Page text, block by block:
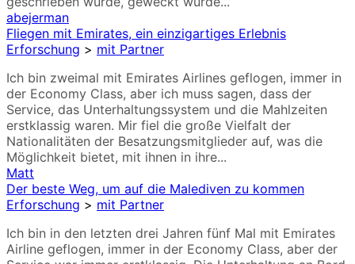
abejerman
Fliegen mit Emirates, ein einzigartiges Erlebnis
Erforschung > mit Partner
Ich bin zweimal mit Emirates Airlines geflogen, immer in
der Economy Class, aber ich muss sagen, dass der
Service, das Unterhaltungssystem und die Mahlzeiten
erstklassig waren. Mir fiel die große Vielfalt der
Nationalitäten der Besatzungsmitglieder auf, was die
Möglichkeit bietet, mit ihnen in ihre...
Matt
Der beste Weg, um auf die Malediven zu kommen
Erforschung > mit Partner
Ich bin in den letzten drei Jahren fünf Mal mit Emirates
Airline geflogen, immer in der Economy Class, aber der